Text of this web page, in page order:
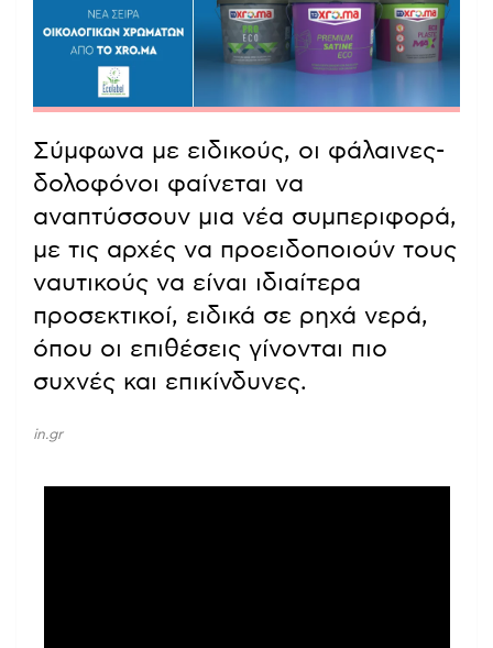
Σύμφωνα με ειδικούς, οι φάλαινες-
δολοφόνοι φαίνεται να
αναπτύσσουν μια νέα συμπεριφορά,
με τις αρχές να προειδοποιούν τους
ναυτικούς να είναι ιδιαίτερα
προσεκτικοί, ειδικά σε ρηχά νερά,
όπου οι επιθέσεις γίνονται πιο
συχνές και επικίνδυνες.
in.gr